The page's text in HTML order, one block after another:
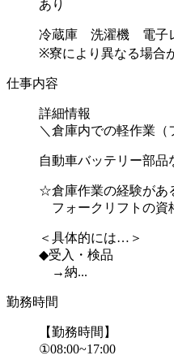
あり
冷蔵庫 洗濯機 電子
※寮により異なる場合
仕事内容
詳細情報
＼倉庫内での軽作業（
自動車バッテリー部品
☆倉庫作業の経験があ
フォークリフトの資
＜具体的には…＞
◆受入・検品
→納...
勤務時間
【勤務時間】
①08:00~17:00